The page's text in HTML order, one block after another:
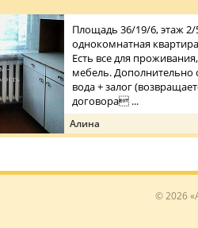
Площадь 36/19/6, этаж 2/
однокомнатная
Есть все для
мебель. Дополнительно
вода + залог
договора ...
Алина
© 2026